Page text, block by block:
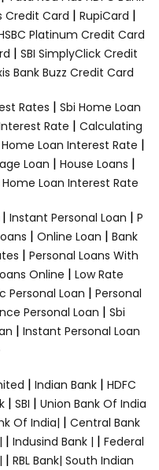
Credit Card | RupiCard |
Platinum Credit Card
| SBI SimplyClick Credit
Bank Buzz Credit Card
Rates | Sbi Home Loan
Rate | Calculating
Loan Interest Rate |
Loan | House Loans |
Loan Interest Rate
| Instant Personal Loan | P
| Online Loan | Bank
| Personal Loans With
Online | Low Rate
Personal Loan | Personal
Personal Loan | Sbi
| Instant Personal Loan
| Indian Bank | HDFC
| SBI | Union Bank Of India
Of India| | Central Bank
| Indusind Bank | | Federal
| RBL Bank| South Indian